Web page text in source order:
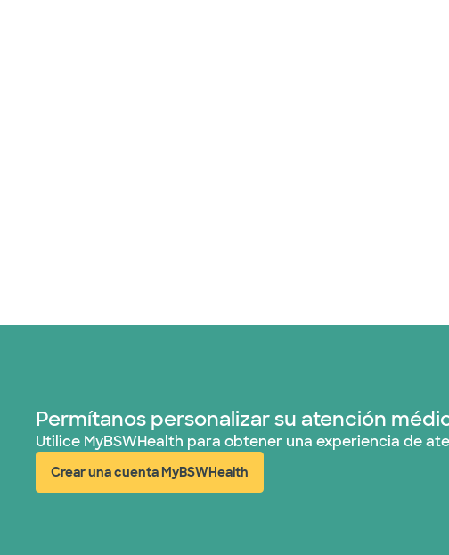
Permítanos personalizar su atención
Utilice MyBSWHealth para obtener una experiencia de
Crear una cuenta MyBSWHealth
(abre en ventana nueva)